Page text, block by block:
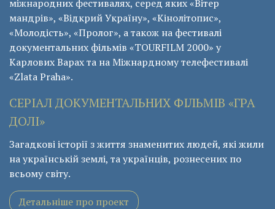
міжнародних фестивалях, серед яких «Вітер
мандрів», «Відкрий Україну», «Кінолітопис»,
«Молодість», «Пролог», а також на фестивалі
документальних фільмів «ТОURFILM 2000» у
Карлових Варах та на Міжнардному телефестивалі
«Zlata Praha».
СЕРІАЛ ДОКУМЕНТАЛЬНИХ ФІЛЬМІВ «ГРА
ДОЛІ»
Загадкові історії з життя знаменитих людей, які жили
на українській землі, та українців, рознесених по
всьому світу.
Детальніше про проект